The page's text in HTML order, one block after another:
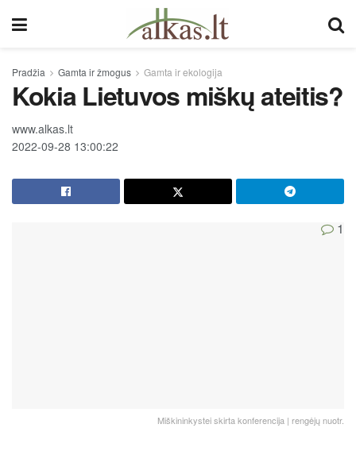
Pradžia Gamta ir žmogus Gamta ir ekologija
Kokia Lietuvos miškų ateitis?
www.alkas.lt
2022-09-28 13:00:22
1
Miškininkystei skirta konferencija | rengėjų nuotr.